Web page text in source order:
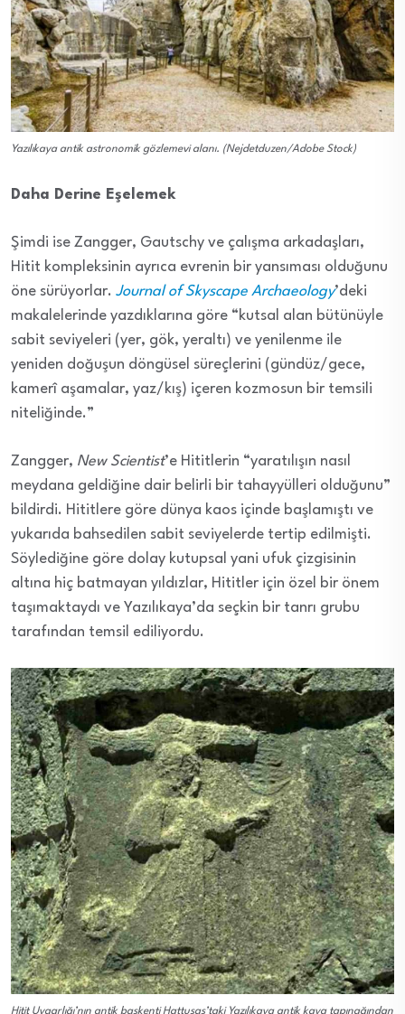
Yazılıkaya antik astronomik gözlemevi alanı. (Nejdetduzen/Adobe Stock)
Daha Derine Eşelemek
Şimdi ise Zangger, Gautschy ve çalışma arkadaşları,
Hitit kompleksinin ayrıca evrenin bir yansıması olduğunu
öne sürüyorlar. Journal of Skyscape Archaeology’deki
makalelerinde yazdıklarına göre “kutsal alan bütünüyle
sabit seviyeleri (yer, gök, yeraltı) ve yenilenme ile
yeniden doğuşun döngüsel süreçlerini (gündüz/gece,
kamerî aşamalar, yaz/kış) içeren kozmosun bir temsili
niteliğinde.”
Zangger, New Scientist’e Hititlerin “yaratılışın nasıl
meydana geldiğine dair belirli bir tahayyülleri olduğunu”
bildirdi. Hititlere göre dünya kaos içinde başlamıştı ve
yukarıda bahsedilen sabit seviyelerde tertip edilmişti.
Söylediğine göre dolay kutupsal yani ufuk çizgisinin
altına hiç batmayan yıldızlar, Hititler için özel bir önem
taşımaktaydı ve Yazılıkaya’da seçkin bir tanrı grubu
tarafından temsil ediliyordu.
Hitit Uygarlığı’nın antik başkenti Hattuşaş’taki Yazılıkaya antik kaya tapınağından